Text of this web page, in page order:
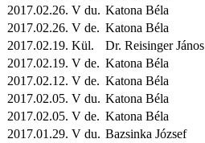
2017.02.26. V du. Katona Béla
2017.02.26. V de. Katona Béla
2017.02.19. Kül. Dr. Reisinger János
2017.02.19. V de. Katona Béla
2017.02.12. V de. Katona Béla
2017.02.05. V du. Katona Béla
2017.02.05. V de. Katona Béla
2017.01.29. V du. Bazsinka József